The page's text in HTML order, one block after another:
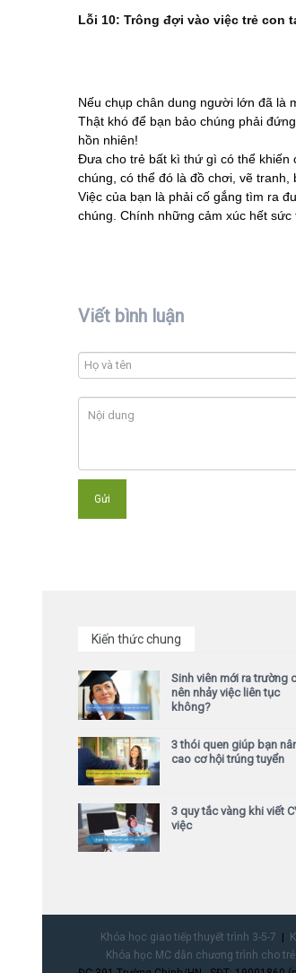
Lỗi 10: Trông đợi vào việc trẻ con
Nếu chụp chân dung người lớn đã là
Thật khó để bạn bảo chúng phải
hồn nhiên!
Đưa cho trẻ bất kì thứ gì có thể khiến
chúng, có thể đó là đồ chơi, vẽ tranh,
Việc của bạn là phải cố gắng tìm ra
chúng. Chính những cảm xúc hết
Viết bình luận
Kiến thức chung
Sinh viên mới ra trường
nên nhảy việc liên tục
không?
3 thói quen giúp bạn
cao cơ hội trúng tuyển
3 quy tắc vàng khi viết
việc
Khóa học giao tiếp thuyết trình 3-5-7
Khóa học MC dẫn chương trình cho